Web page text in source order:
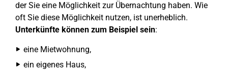
der Sie eine Möglichkeit zur Übernachtung haben. Wie
oft Sie diese Möglichkeit nutzen, ist unerheblich.
Unterkünfte können zum Beispiel sein:
eine Mietwohnung,
ein eigenes Haus,